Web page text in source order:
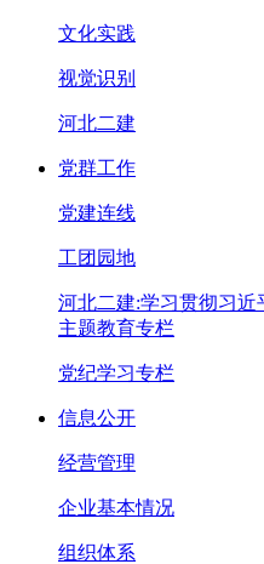
文化实践
视觉识别
河北二建
党群工作
党建连线
工团园地
河北二建:学习贯彻习
主题教育专栏
党纪学习专栏
信息公开
经营管理
企业基本情况
组织体系